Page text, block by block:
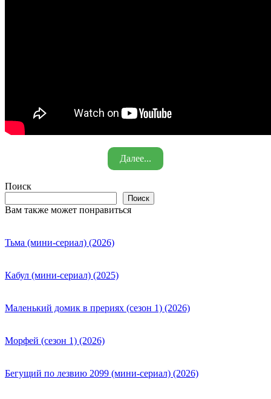
Далее...
Поиск
Поиск
Вам также может понравиться
Тьма (мини-сериал) (2026)
Кабул (мини-сериал) (2025)
Маленький домик в прериях (сезон 1) (2026)
Морфей (сезон 1) (2026)
Бегущий по лезвию 2099 (мини-сериал) (2026)